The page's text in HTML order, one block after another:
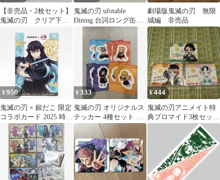
【非売品・2枚セット】
鬼滅の刃 クリア下敷
鬼滅の刃 ufotable
Dining 台詞ロング缶バ
ッジ 冨岡義勇
劇場版鬼滅の刃 無限
城編 非売品
¥950
鬼滅の刃 × 銀だこ 限定
コラボカード 2025 時透
無一郎 トレカ 集英社
アニプレックス ufotable
非売品
¥333
鬼滅の刃 オリジナルス
テッカー 4種セット ロ
ーソン限定 非売品
¥444
鬼滅の刃アニメイト特
典ブロマイド3枚セット
【炭治郎＆善逸＆恋